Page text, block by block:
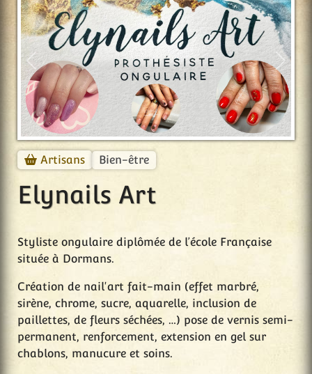
Précédent
Artisans Bien-être
Elynails Art
Styliste ongulaire diplômée de l’école Française
située à Dormans.
Création de nail'art fait-main (effet marbré,
sirène, chrome, sucre, aquarelle, inclusion de
paillettes, de fleurs séchées, …) pose de vernis semi-
permanent, renforcement, extension en gel sur
chablons, manucure et soins.